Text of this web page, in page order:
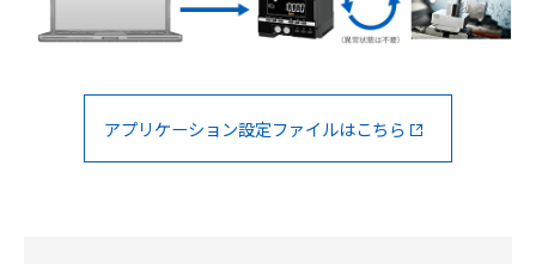
アプリケーション設定ファイルはこちら